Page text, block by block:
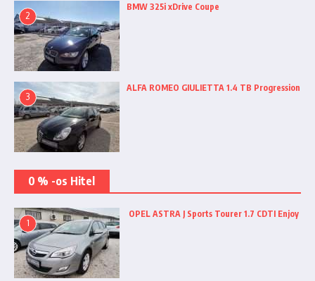
2
BMW 325i xDrive Coupe
3
ALFA ROMEO GIULIETTA 1.4 TB Progression
0 % -os Hitel
1
OPEL ASTRA J Sports Tourer 1.7 CDTI Enjoy